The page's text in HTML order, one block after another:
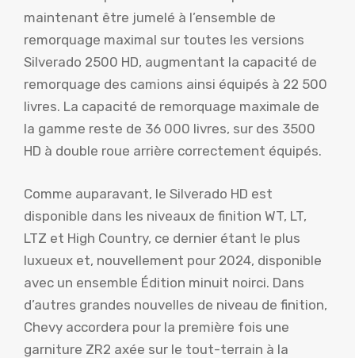
maintenant être jumelé à l’ensemble de
remorquage maximal sur toutes les versions
Silverado 2500 HD, augmentant la capacité de
remorquage des camions ainsi équipés à 22 500
livres. La capacité de remorquage maximale de
la gamme reste de 36 000 livres, sur des 3500
HD à double roue arrière correctement équipés.
Comme auparavant, le Silverado HD est
disponible dans les niveaux de finition WT, LT,
LTZ et High Country, ce dernier étant le plus
luxueux et, nouvellement pour 2024, disponible
avec un ensemble Édition minuit noirci. Dans
d’autres grandes nouvelles de niveau de finition,
Chevy accordera pour la première fois une
garniture ZR2 axée sur le tout-terrain à la